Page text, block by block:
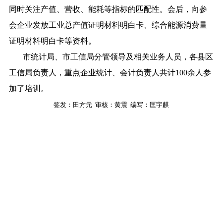
同时关注产值、营收、能耗等指标的匹配性。会后，向参
会企业发放工业总产值证明材料明白卡、综合能源消费量
证明材料明白卡等资料。
市统计局、市工信局分管领导及相关业务人员， 各县区
工信局负责人 ， 重点企业统计、会计负责人 共计100余人参
加了培训。
签发： 田方元 审核：黄震 编写：匡宇麒